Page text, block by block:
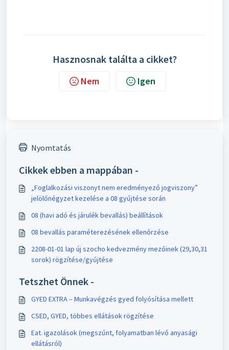
Hasznosnak találta a cikket?
Nem Igen
Nyomtatás
Cikkek ebben a mappában -
„Foglalkozási viszonyt nem eredményező jogviszony”
jelölőnégyzet kezelése a 08 gyűjtése során
08 (havi adó és járulék bevallás) beállítások
08 bevallás paraméterezésének ellenőrzése
2208-01-01 lap új szocho kedvezmény mezőinek (29,30,31
sorok) rögzítése/gyűjtése
Tetszhet Önnek -
GYED EXTRA – Munkavégzés gyed folyósítása mellett
CSED, GYED, többes ellátások rögzítése
Eat. igazolások (megszűnt, folyamatban lévő anyasági
ellátásról)